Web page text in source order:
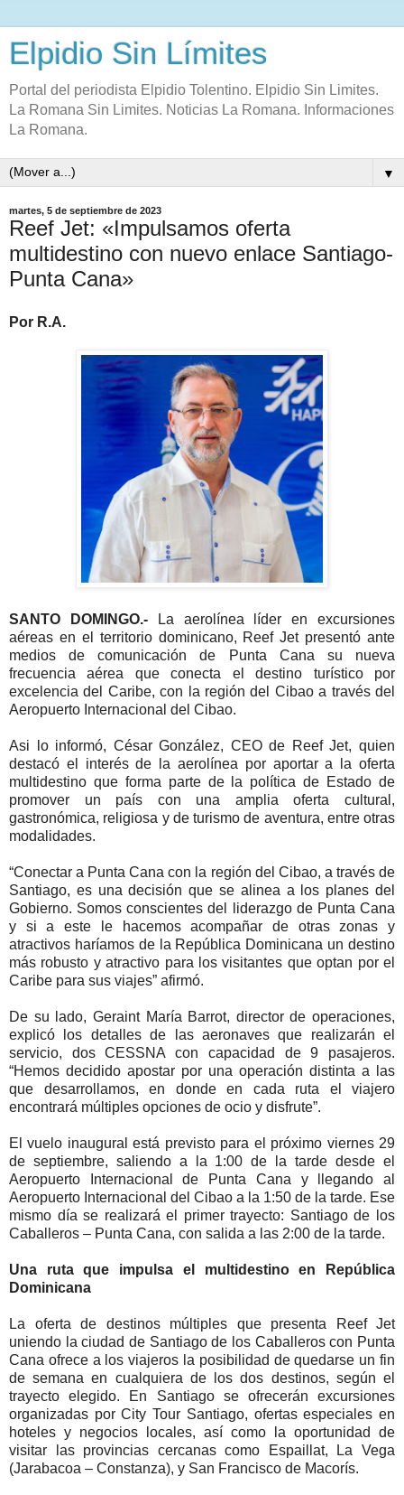
Elpidio Sin Límites
Portal del periodista Elpidio Tolentino. Elpidio Sin Limites.
La Romana Sin Limites. Noticias La Romana. Informaciones
La Romana.
▼
martes, 5 de septiembre de 2023
Reef Jet: «Impulsamos oferta
multidestino con nuevo enlace Santiago-
Punta Cana»
Por R.A.
SANTO DOMINGO.-
La aerolínea líder en excursiones
aéreas en el territorio dominicano, Reef Jet presentó ante
medios de comunicación de Punta Cana su nueva
frecuencia aérea que conecta el destino turístico por
excelencia del Caribe, con la región del Cibao a través del
Aeropuerto Internacional del Cibao.
Asi lo informó, César González, CEO de Reef Jet, quien
destacó el interés de la aerolínea por aportar a la oferta
multidestino que forma parte de la política de Estado de
promover un país con una amplia oferta cultural,
gastronómica, religiosa y de turismo de aventura, entre otras
modalidades.
“Conectar a Punta Cana con la región del Cibao, a través de
Santiago, es una decisión que se alinea a los planes del
Gobierno. Somos conscientes del liderazgo de Punta Cana
y si a este le hacemos acompañar de otras zonas y
atractivos haríamos de la República Dominicana un destino
más robusto y atractivo para los visitantes que optan por el
Caribe para sus viajes” afirmó.
De su lado, Geraint María Barrot, director de operaciones,
explicó los detalles de las aeronaves que realizarán el
servicio, dos CESSNA con capacidad de 9 pasajeros.
“Hemos decidido apostar por una operación distinta a las
que desarrollamos, en donde en cada ruta el viajero
encontrará múltiples opciones de ocio y disfrute”.
El vuelo inaugural está previsto para el próximo viernes 29
de septiembre, saliendo a la 1:00 de la tarde desde el
Aeropuerto Internacional de Punta Cana y llegando al
Aeropuerto Internacional del Cibao a la 1:50 de la tarde. Ese
mismo día se realizará el primer trayecto: Santiago de los
Caballeros – Punta Cana, con salida a las 2:00 de la tarde.
Una ruta que impulsa el multidestino en República
Dominicana
La oferta de destinos múltiples que presenta Reef Jet
uniendo la ciudad de Santiago de los Caballeros con Punta
Cana ofrece a los viajeros la posibilidad de quedarse un fin
de semana en cualquiera de los dos destinos, según el
trayecto elegido. En Santiago se ofrecerán excursiones
organizadas por City Tour Santiago, ofertas especiales en
hoteles y negocios locales, así como la oportunidad de
visitar las provincias cercanas como Espaillat, La Vega
(Jarabacoa – Constanza), y San Francisco de Macorís.